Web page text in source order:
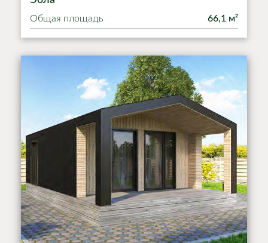
Общая площадь 66,1 м²